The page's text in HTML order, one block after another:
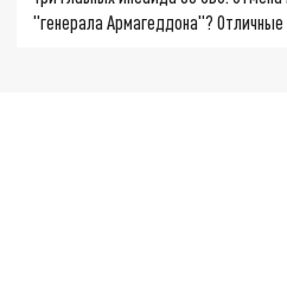
"генерала Армагеддона"?